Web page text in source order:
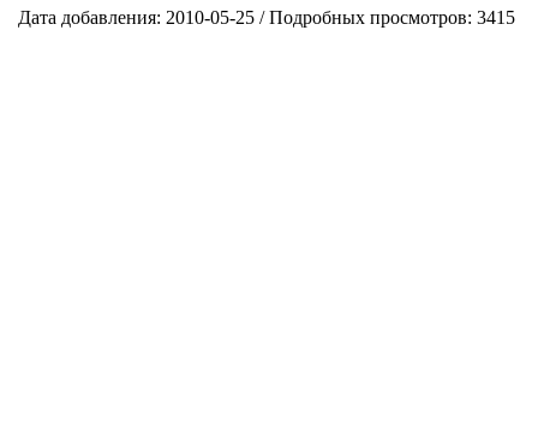
Дата добавления: 2010-05-25 / Подробных просмотров: 3415